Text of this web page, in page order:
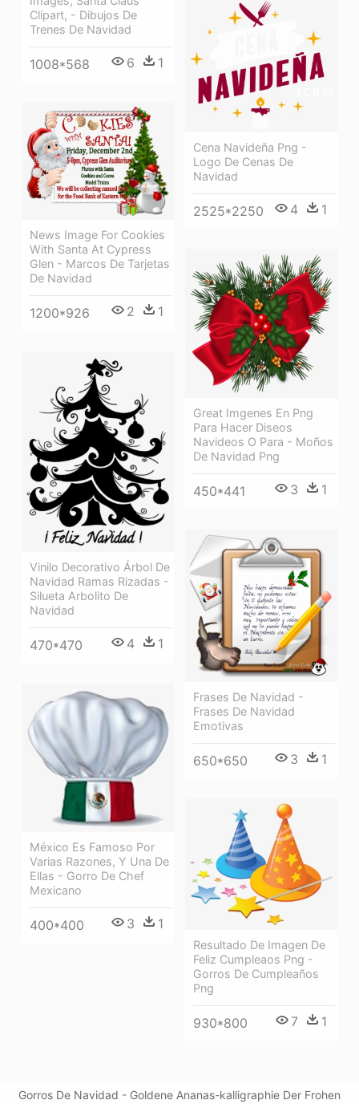
Clipart, - Dibujos De
Trenes De Navidad
1008*568 6 1
Cena Navideña Png -
Logo De Cenas De
Navidad
2525*2250 4 1
News Image For Cookies
With Santa At Cypress
Glen - Marcos De Tarjetas
De Navidad
1200*926 2 1
Great Imgenes En Png
Para Hacer Diseos
Navideos O Para - Moños
De Navidad Png
450*441 3 1
Vinilo Decorativo Árbol De
Navidad Ramas Rizadas -
Silueta Arbolito De
Navidad
470*470 4 1
Frases De Navidad -
Frases De Navidad
Emotivas
650*650 3 1
México Es Famoso Por
Varias Razones, Y Una De
Ellas - Gorro De Chef
Mexicano
400*400 3 1
Resultado De Imagen De
Feliz Cumpleaos Png -
Gorros De Cumpleaños
Png
930*800 7 1
Gorros De Navidad - Goldene Ananas-kalligraphie Der Frohen